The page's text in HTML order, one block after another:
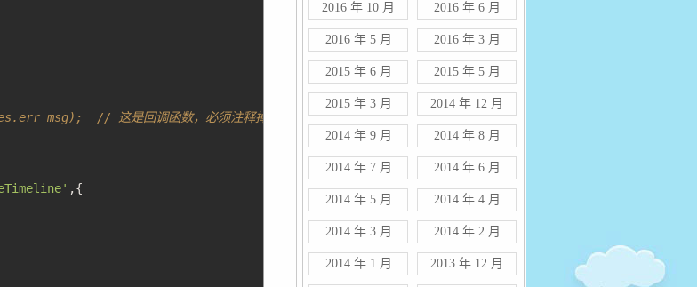
// 这是回调函数，必须注释掉
,{
2016 年 10 月 2016 年 6 月
2016 年 5 月 2016 年 3 月
2015 年 6 月 2015 年 5 月
2015 年 3 月 2014 年 12 月
2014 年 9 月 2014 年 8 月
2014 年 7 月 2014 年 6 月
2014 年 5 月 2014 年 4 月
2014 年 3 月 2014 年 2 月
2014 年 1 月 2013 年 12 月